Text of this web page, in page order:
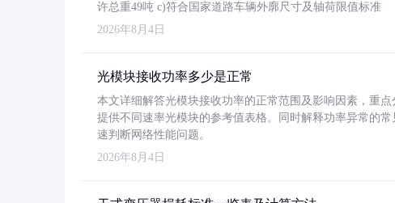
许总重49吨 c)符合国家道路车辆外廓尺寸及轴荷限值标准
2026年8月4日
光模块接收功率多少是正常
本文详细解答光模块接收功率的正常范围及影响因素，重
提供不同速率光模块的参考值表格。同时解释功率异常的
速判断网络性能问题。
2026年8月4日